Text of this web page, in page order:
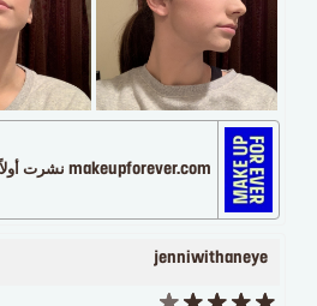
makeupforever.com نشرت أولاً على
jenniwithaneye